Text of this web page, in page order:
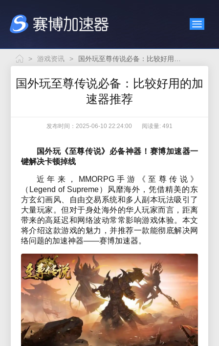
> 游戏资讯 >
国外玩至尊传说必备：比较好用的加
速器推荐
发布时间：2025-06-10 22:24:00 阅读量: 491
国外玩《至尊传说》必备神器！赛博加速器一
键解决卡顿掉线
近年来，MMORPG手游《至尊传说》
（Legend of Supreme）风靡海外，凭借精美的东
方玄幻画风、自由交易系统和多人副本玩法吸引了
大量玩家。但对于身处海外的华人玩家而言，距离
带来的高延迟和网络波动常常影响游戏体验。本文
将介绍这款游戏的魅力，并推荐一款能彻底解决网
络问题的加速神器——赛博加速器。